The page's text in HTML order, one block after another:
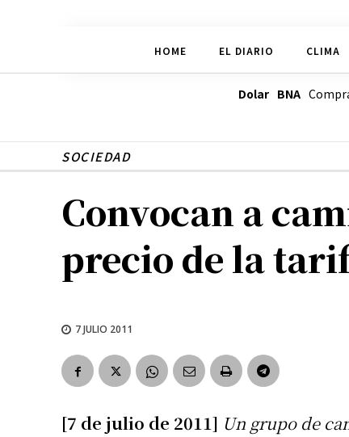
HOME EL DIARIO CLIMA
Dolar BNA
SOCIEDAD
Convocan a
precio de la
7 JULIO 2011
[7 de julio de 2011] Un grupo de